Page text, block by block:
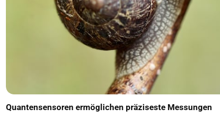
Quantensensoren ermöglichen präziseste Messungen